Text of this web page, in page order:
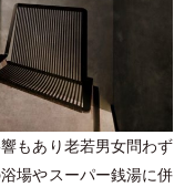
もあり老若男女問わず
場やスーパー銭湯に併